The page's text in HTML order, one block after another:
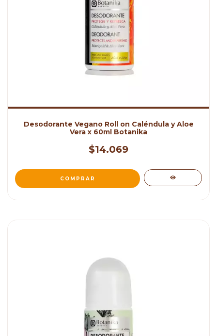
Desodorante Vegano Roll on Caléndula y Aloe
Vera x 60ml Botanika
$14.069